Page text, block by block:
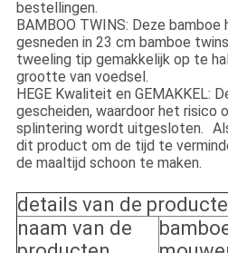
bestellingen.
BAMBOO TWINS: Deze
gesneden in 23 cm bamboe
tweeling tip gemakkelijk op te
grootte van voedsel.
HEGE Kwaliteit en GEMAKKEL:
gescheiden, waardoor het risico
splintering wordt uitgesloten.
dit product om de tijd te
de maaltijd schoon te maken.
details van de
naam van de